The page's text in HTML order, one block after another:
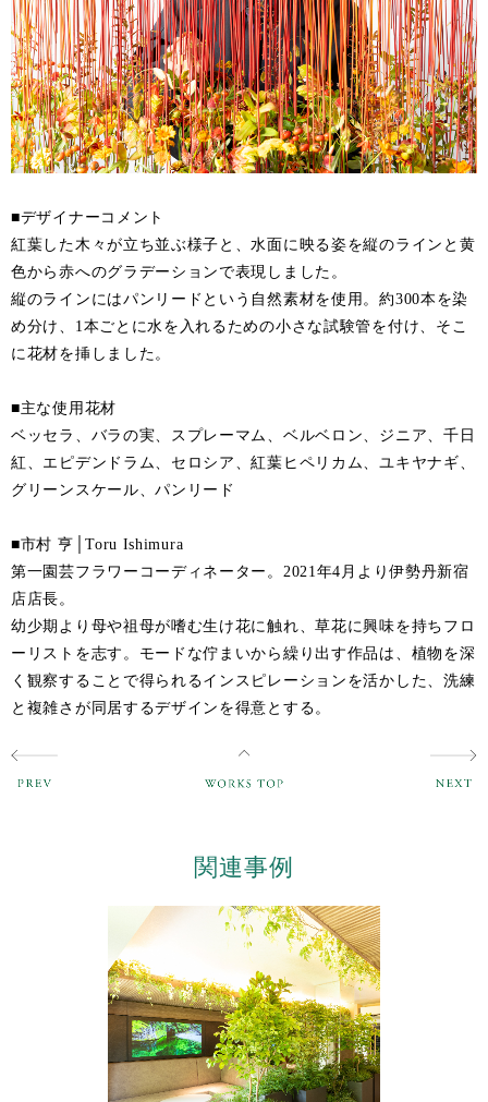
■デザイナーコメント
紅葉した木々が立ち並ぶ様子と、水面に映る姿を縦のラインと黄
色から赤へのグラデーションで表現しました。
縦のラインにはパンリードという自然素材を使用。約300本を染
め分け、1本ごとに水を入れるための小さな試験管を付け、そこ
に花材を挿しました。
■主な使用花材
ベッセラ、バラの実、スプレーマム、ベルベロン、ジニア、千日
紅、エピデンドラム、セロシア、紅葉ヒペリカム、ユキヤナギ、
グリーンスケール、パンリード
■市村 亨│Toru Ishimura
第一園芸フラワーコーディネーター。2021年4月より伊勢丹新宿
店店長。
幼少期より母や祖母が嗜む生け花に触れ、草花に興味を持ちフロ
ーリストを志す。モードな佇まいから繰り出す作品は、植物を深
く観察することで得られるインスピレーションを活かした、洗練
と複雑さが同居するデザインを得意とする。
関連事例